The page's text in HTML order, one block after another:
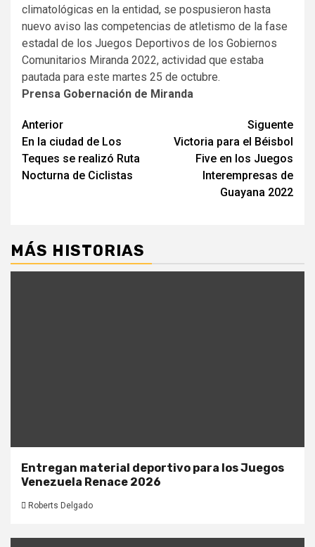
climatológicas en la entidad, se pospusieron hasta
nuevo aviso las competencias de atletismo de la fase
estadal de los Juegos Deportivos de los Gobiernos
Comunitarios Miranda 2022, actividad que estaba
pautada para este martes 25 de octubre.
Prensa Gobernación de Miranda
Navegación
de
entradas
Anterior
En la ciudad de Los
Teques se realizó Ruta
Nocturna de Ciclistas
Siguente
Victoria para el Béisbol
Five en los Juegos
Interempresas de
Guayana 2022
MÁS HISTORIAS
Entregan material deportivo para los Juegos
Venezuela Renace 2026
Roberts Delgado